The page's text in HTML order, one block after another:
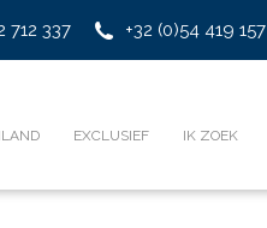
+32 (0)54 419 157
712 337
EXCLUSIEF IK ZOEK